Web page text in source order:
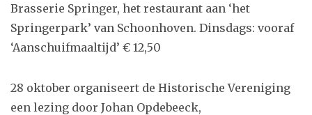
Brasserie Springer, het restaurant aan ‘het
Springerpark’ van Schoonhoven. Dinsdags: vooraf
‘Aanschuifmaaltijd’ € 12,50
28 oktober organiseert de Historische Vereniging
een lezing door Johan Opdebeeck,